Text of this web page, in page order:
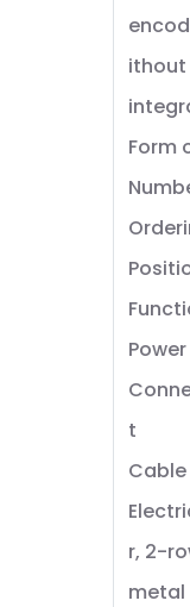
ithout
Form
t
r, 2-
metal